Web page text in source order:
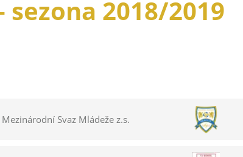
sezona 2018/2019
Mezinárodní Svaz Mládeže z.s.